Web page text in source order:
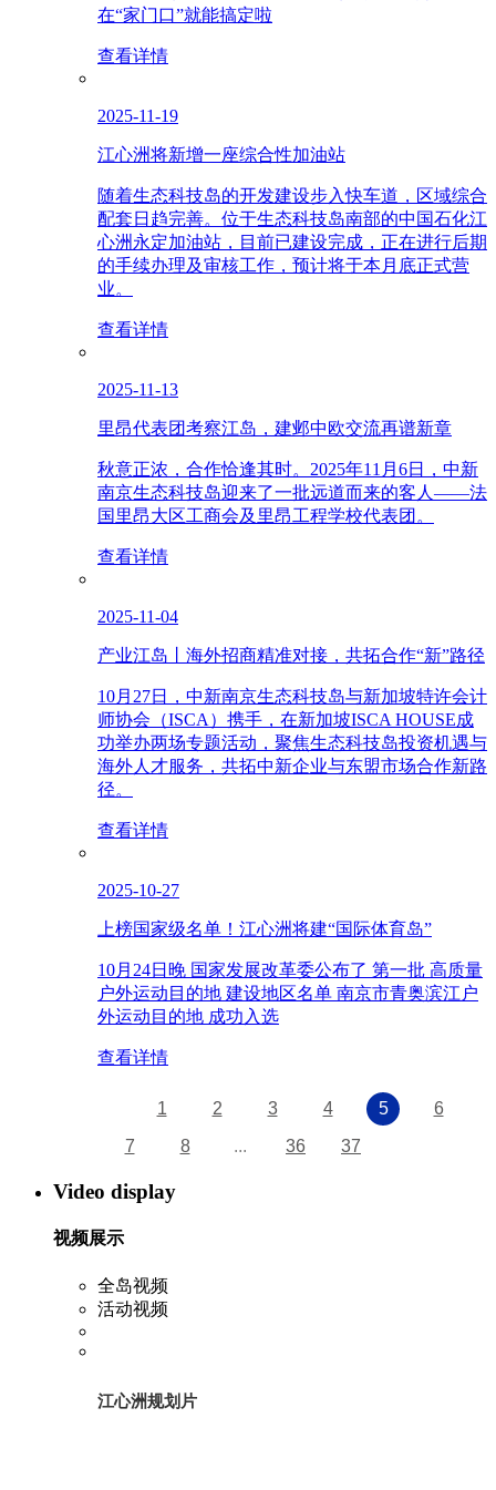
在“家门口”就能搞定啦
查看详情
2025-11-19
江心洲将新增一座综合性加油站
随着生态科技岛的开发建设步入快车道，区域综合
配套日趋完善。位于生态科技岛南部的中国石化江
心洲永定加油站，目前已建设完成，正在进行后期
的手续办理及审核工作，预计将于本月底正式营
业。
查看详情
2025-11-13
里昂代表团考察江岛，建邺中欧交流再谱新章
秋意正浓，合作恰逢其时。2025年11月6日，中新
南京生态科技岛迎来了一批远道而来的客人——法
国里昂大区工商会及里昂工程学校代表团。
查看详情
2025-11-04
产业江岛丨海外招商精准对接，共拓合作“新”路径
10月27日，中新南京生态科技岛与新加坡特许会计
师协会（ISCA）携手，在新加坡ISCA HOUSE成
功举办两场专题活动，聚焦生态科技岛投资机遇与
海外人才服务，共拓中新企业与东盟市场合作新路
径。
查看详情
2025-10-27
上榜国家级名单！江心洲将建“国际体育岛”
10月24日晚 国家发展改革委公布了 第一批 高质量
户外运动目的地 建设地区名单 南京市青奥滨江户
外运动目的地 成功入选
查看详情
1 2 3 4 5
6
7
8 ... 36 37
Video display
视频展示
全岛视频
活动视频
江心洲规划片